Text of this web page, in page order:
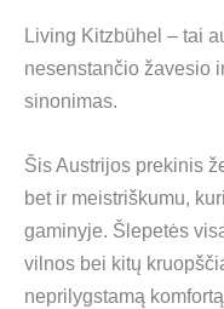
Living Kitzbühel – tai
nesenstančio žavesio
sinonimas.
Šis Austrijos prekinis
bet ir meistriškumu,
gaminyje. Šlepetės
vilnos bei kitų
neprilygstamą